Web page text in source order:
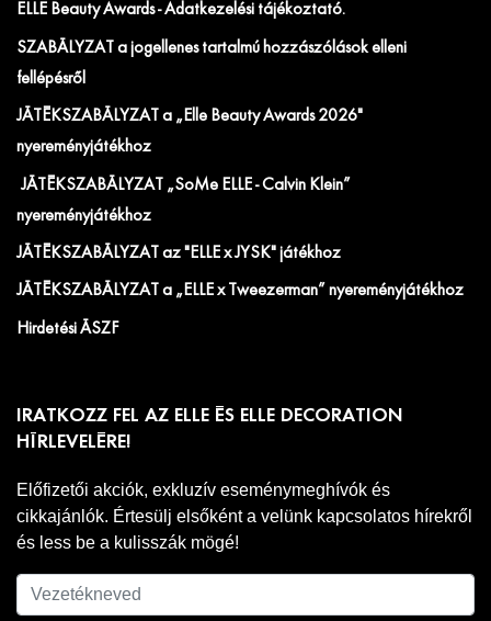
ELLE Beauty Awards - Adatkezelési tájékoztató.
SZABÁLYZAT a jogellenes tartalmú hozzászólások elleni
fellépésről
JÁTÉKSZABÁLYZAT a „Elle Beauty Awards 2026"
nyereményjátékhoz
JÁTÉKSZABÁLYZAT „SoMe ELLE - Calvin Klein”
nyereményjátékhoz
JÁTÉKSZABÁLYZAT az "ELLE x JYSK" játékhoz
JÁTÉKSZABÁLYZAT a „ELLE x Tweezerman” nyereményjátékhoz
Hirdetési ÁSZF
IRATKOZZ FEL AZ ELLE ÉS ELLE DECORATION
HÍRLEVELÉRE!
Előfizetői akciók, exkluzív eseménymeghívók és
cikkajánlók. Értesülj elsőként a velünk kapcsolatos hírekről
és less be a kulisszák mögé!